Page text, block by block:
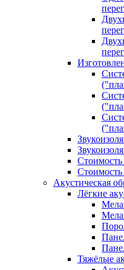
Стоимость
Стоимость
Акустическая
Лёгкие
Тяжёлые